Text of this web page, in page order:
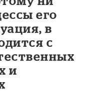
его
в
с
и